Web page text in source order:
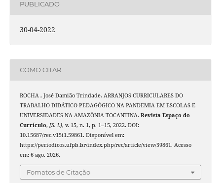
PUBLICADO
30-04-2022
COMO CITAR
ROCHA , José Damião Trindade. ARRANJOS CURRICULARES DO
TRABALHO DIDÁTICO PEDAGÓGICO NA PANDEMIA EM ESCOLAS E
UNIVERSIDADES NA AMAZÔNIA TOCANTINA. Revista Espaço do
Currículo, [S. l.], v. 15, n. 1, p. 1–15, 2022. DOI:
10.15687/rec.v15i1.59861. Disponível em:
https://periodicos.ufpb.br/index.php/rec/article/view/59861. Acesso
em: 6 ago. 2026.
Fomatos de Citação